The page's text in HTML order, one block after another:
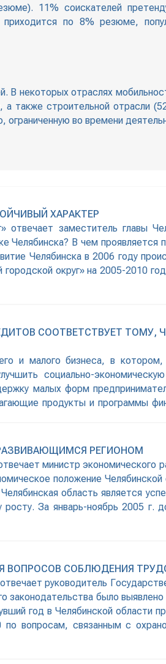
11% соискателей
по 8% резюме,
В некоторых отраслях
а также строительной отрасли
ограниченную во времени
ХАРАКТЕР
заместитель главы
В чем проявляется
Челябинска в 2006 году
округ» на 2005-2010
СООТВЕТСТВУЕТ ТОМУ,
и малого бизнеса, в
социально-
малых форм
продукты и программы
РЕГИОНОМ
министр экономического
положение Челябинской
область является
За январь-ноябрь 2005 г.
ВОПРОСОВ СОБЛЮДЕНИЯ
руководитель
было
год в Челябинской области
вопросам, связанным с